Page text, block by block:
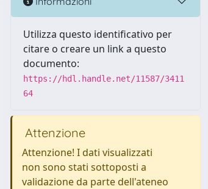
Utilizza questo identificativo per
citare o creare un link a questo
documento:
https://hdl.handle.net/11587/3411
64
Attenzione
Attenzione! I dati visualizzati
non sono stati sottoposti a
validazione da parte dell'ateneo